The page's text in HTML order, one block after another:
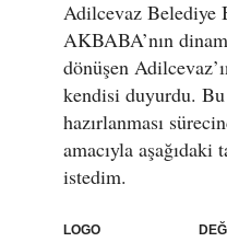
Adilcevaz Belediye
AKBABA’nın
dönüşen
kendisi duyurdu.
hazırlanması
amacıyla
istedim.
LOGO